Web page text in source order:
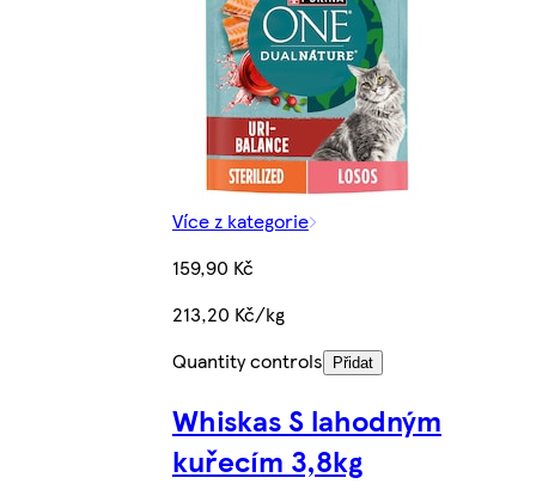
Více z kategorie
159,90 Kč
213,20 Kč/kg
Quantity controls
Přidat
Whiskas S lahodným
kuřecím 3,8kg